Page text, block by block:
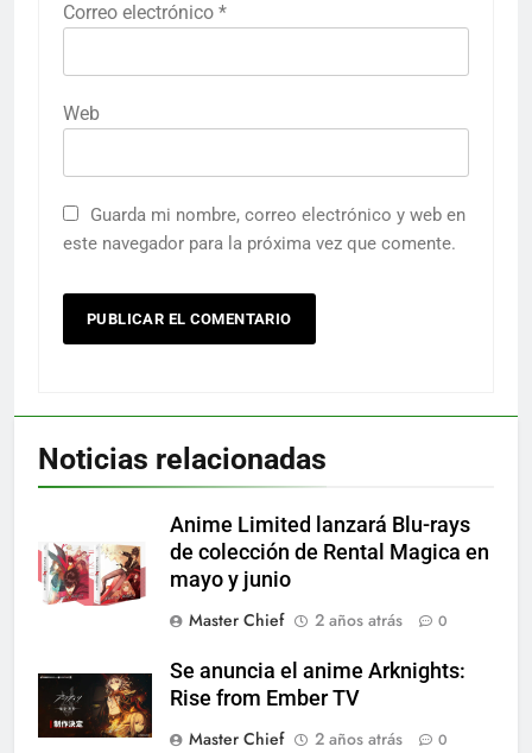
Correo electrónico *
Web
Guarda mi nombre, correo electrónico y web en
este navegador para la próxima vez que comente.
Noticias relacionadas
Anime Limited lanzará Blu-rays
de colección de Rental Magica en
mayo y junio
Master Chief
2 años atrás 0
Se anuncia el anime Arknights:
Rise from Ember TV
Master Chief
2 años atrás 0